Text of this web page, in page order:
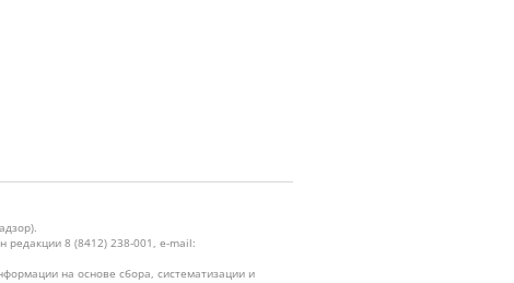
8 (8412) 238-001, e-mail:
на основе сбора, систематизации и